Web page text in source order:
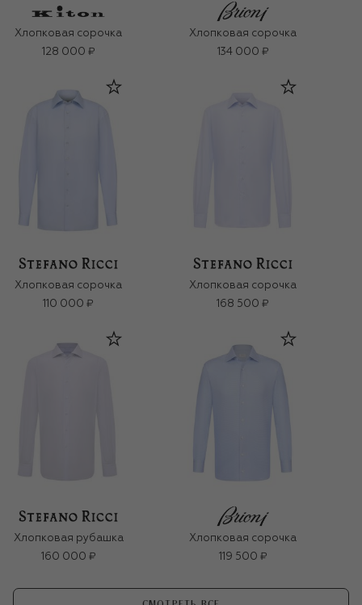
Хлопковая сорочка
128 000 ₽
Хлопковая сорочка
134 000 ₽
Хлопковая сорочка
110 000 ₽
Хлопковая сорочка
168 500 ₽
Хлопковая рубашка
160 000 ₽
Хлопковая сорочка
119 500 ₽